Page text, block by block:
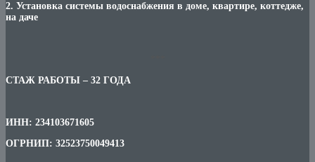
2. Установка системы водоснабжения в доме, квартире, коттедже,
на даче
СТАЖ РАБОТЫ – 32 ГОДА
ИНН: 234103671605
ОГРНИП: 32523750049413